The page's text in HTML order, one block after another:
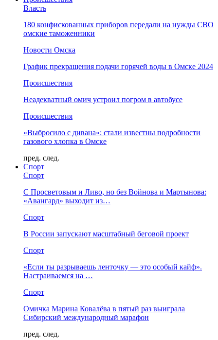
Власть
180 конфискованных приборов передали на нужды СВО
омские таможенники
Новости Омска
График прекращения подачи горячей воды в Омске 2024
Происшествия
Неадекватный омич устроил погром в автобусе
Происшествия
«Выбросило с дивана»: стали известны подробности
газового хлопка в Омске
пред. след.
Спорт
Спорт
С Просветовым и Ливо, но без Войнова и Мартынова:
«Авангард» выходит из…
Спорт
В России запускают масштабный беговой проект
Спорт
«Если ты разрываешь ленточку — это особый кайф».
Настраиваемся на …
Спорт
Омичка Марина Ковалёва в пятый раз выиграла
Сибирский международный марафон
пред. след.